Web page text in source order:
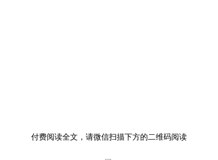
付费阅读全文，请微信扫描下方的二维码阅读